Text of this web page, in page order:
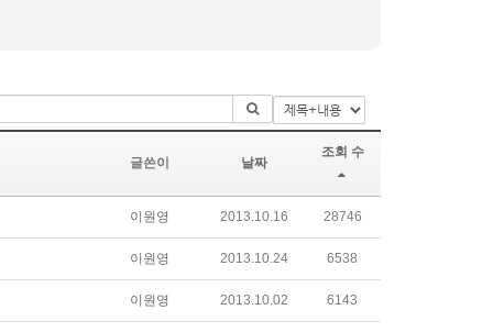
글쓴이 날짜
조회 수
이원영 2013.10.16 28746
이원영 2013.10.24 6538
이원영 2013.10.02 6143